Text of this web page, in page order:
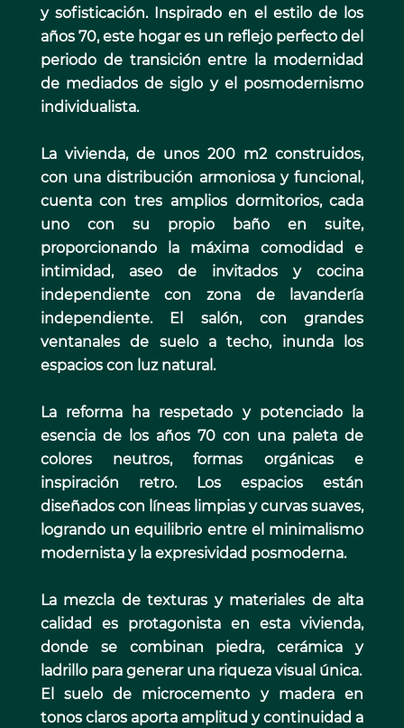
y sofisticación. Inspirado en el estilo de los
años 70, este hogar es un reflejo perfecto del
periodo de transición entre la modernidad
de mediados de siglo y el posmodernismo
individualista.
La vivienda, de unos 200 m2 construidos,
con una distribución armoniosa y funcional,
cuenta con tres amplios dormitorios, cada
uno con su propio baño en suite,
proporcionando la máxima comodidad e
intimidad, aseo de invitados y cocina
independiente con zona de lavandería
independiente. El salón, con grandes
ventanales de suelo a techo, inunda los
espacios con luz natural.
La reforma ha respetado y potenciado la
esencia de los años 70 con una paleta de
colores neutros, formas orgánicas e
inspiración retro. Los espacios están
diseñados con líneas limpias y curvas suaves,
logrando un equilibrio entre el minimalismo
modernista y la expresividad posmoderna.
La mezcla de texturas y materiales de alta
calidad es protagonista en esta vivienda,
donde se combinan piedra, cerámica y
ladrillo para generar una riqueza visual única.
El suelo de microcemento y madera en
tonos claros aporta amplitud y continuidad a